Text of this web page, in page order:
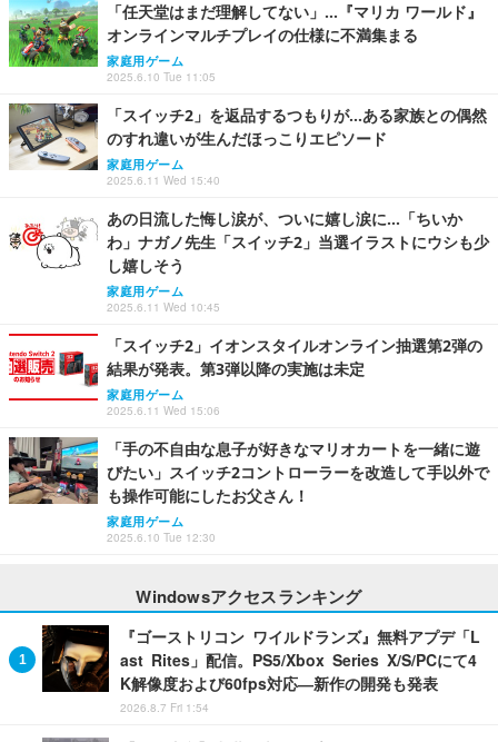
「任天堂はまだ理解してない」…『マリカ ワールド』
オンラインマルチプレイの仕様に不満集まる
家庭用ゲーム
2025.6.10 Tue 11:05
「スイッチ2」を返品するつもりが…ある家族との偶然
のすれ違いが生んだほっこりエピソード
家庭用ゲーム
2025.6.11 Wed 15:40
あの日流した悔し涙が、ついに嬉し涙に…「ちいか
わ」ナガノ先生「スイッチ2」当選イラストにウシも少
し嬉しそう
家庭用ゲーム
2025.6.11 Wed 10:45
「スイッチ2」イオンスタイルオンライン抽選第2弾の
結果が発表。第3弾以降の実施は未定
家庭用ゲーム
2025.6.11 Wed 15:06
「手の不自由な息子が好きなマリオカートを一緒に遊
びたい」スイッチ2コントローラーを改造して手以外で
も操作可能にしたお父さん！
家庭用ゲーム
2025.6.10 Tue 12:30
Windowsアクセスランキング
『ゴーストリコン ワイルドランズ』無料アプデ「L
ast Rites」配信。PS5/Xbox Series X/S/PCにて4
K解像度および60fps対応―新作の開発も発表
2026.8.7 Fri 1:54